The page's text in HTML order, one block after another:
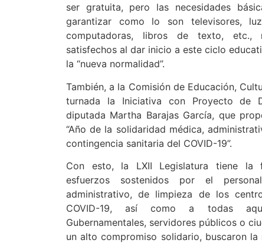
ser gratuita, pero las necesidades
garantizar como lo son televisores,
computadoras, libros de texto, etc.,
satisfechos al dar inicio a este ciclo
la “nueva normalidad”.
También, a la Comisión de Educación,
turnada la Iniciativa con Proyecto de
diputada Martha Barajas García, que
“Año de la solidaridad médica,
contingencia sanitaria del COVID-19”.
Con esto, la LXII Legislatura tiene la
esfuerzos sostenidos por el
administrativo, de limpieza de los
COVID-19, así como a todas
Gubernamentales, servidores públicos o
un alto compromiso solidario, buscaron